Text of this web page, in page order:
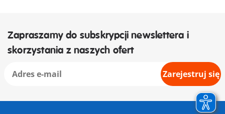
Zapraszamy do subskrypcji newslettera i
skorzystania z naszych ofert
Zarejestruj się